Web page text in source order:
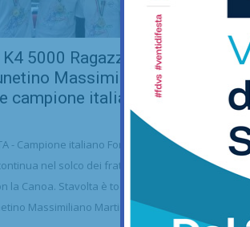
5000 Ragazzi:
Massimiliano
campione italiano
- Campione italiano Fondo K4 5000 cat.
nel solco dei fratelli il feeling dei
la Canoa. Stavolta è toccato
Massimiliano Martire vincere...